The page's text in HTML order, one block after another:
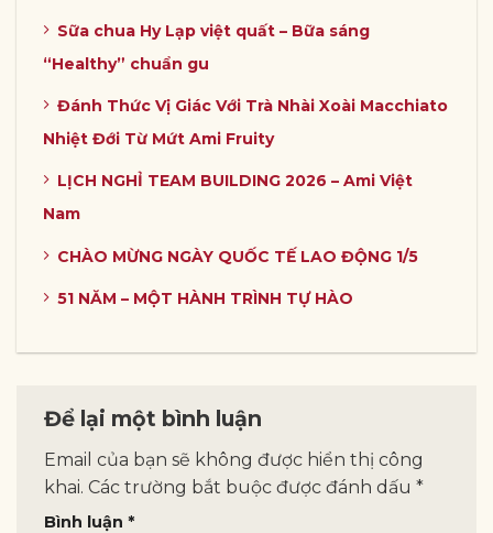
Sữa chua Hy Lạp việt quất – Bữa sáng
“Healthy” chuẩn gu
Đánh Thức Vị Giác Với Trà Nhài Xoài Macchiato
Nhiệt Đới Từ Mứt Ami Fruity
LỊCH NGHỈ TEAM BUILDING 2026 – Ami Việt
Nam
CHÀO MỪNG NGÀY QUỐC TẾ LAO ĐỘNG 1/5
51 NĂM – MỘT HÀNH TRÌNH TỰ HÀO
Để lại một bình luận
Email của bạn sẽ không được hiển thị công
khai. Các trường bắt buộc được đánh dấu *
Bình luận *